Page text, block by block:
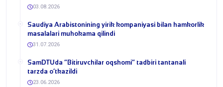
03.08.2026
​Saudiya Arabistonining yirik kompaniyasi bilan hamkorlik
masalalari muhokama qilindi
31.07.2026
​SamDTUda “Bitiruvchilar oqshomi” tadbiri tantanali
tarzda o‘tkazildi
23.06.2026